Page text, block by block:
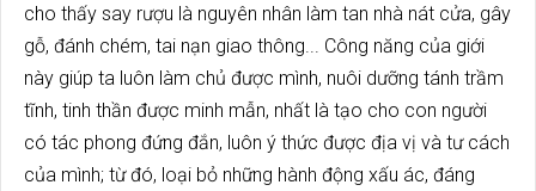
cho thấy say rượu là nguyên nhân làm tan nhà nát cửa, gây
gỗ, đánh chém, tai nạn giao thông... Công năng của giới
này giúp ta luôn làm chủ được mình, nuôi dưỡng tánh trầm
tĩnh, tinh thần được minh mẫn, nhất là tạo cho con người
có tác phong đứng đắn, luôn ý thức được địa vị và tư cách
của mình; từ đó, loại bỏ những hành động xấu ác, đáng